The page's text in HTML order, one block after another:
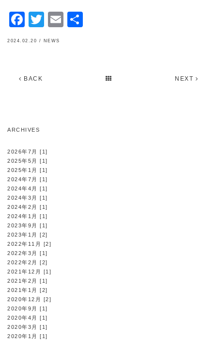
Facebook
Twitter
Email
2024.02.20 / NEWS
BACK NEXT
ARCHIVES
2026年7月 [1]
2025年5月 [1]
2025年1月 [1]
2024年7月 [1]
2024年4月 [1]
2024年3月 [1]
2024年2月 [1]
2024年1月 [1]
2023年9月 [1]
2023年1月 [2]
2022年11月 [2]
2022年3月 [1]
2022年2月 [2]
2021年12月 [1]
2021年2月 [1]
2021年1月 [2]
2020年12月 [2]
2020年9月 [1]
2020年4月 [1]
2020年3月 [1]
2020年1月 [1]